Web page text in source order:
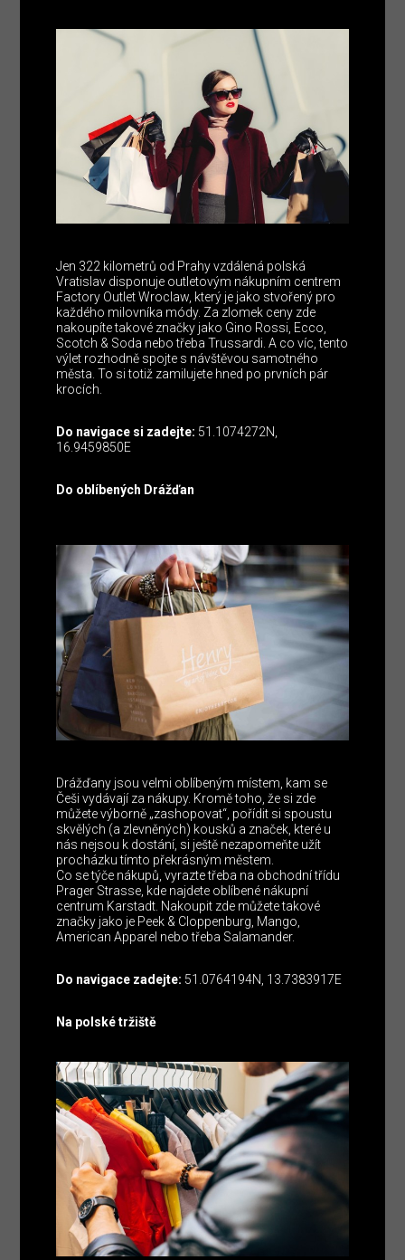
Jen 322 kilometrů od Prahy vzdálená polská
Vratislav disponuje outletovým nákupním centrem
Factory Outlet Wroclaw, který je jako stvořený pro
každého milovníka módy. Za zlomek ceny zde
nakoupíte takové značky jako Gino Rossi, Ecco,
Scotch & Soda nebo třeba Trussardi. A co víc, tento
výlet rozhodně spojte s návštěvou samotného
města. To si totiž zamilujete hned po prvních pár
krocích.
Do navigace si zadejte: 51.1074272N,
16.9459850E
Do oblíbených Drážďan
Drážďany jsou velmi oblíbeným místem, kam se
Češi vydávají za nákupy. Kromě toho, že si zde
můžete výborně „zashopovat“, pořídit si spoustu
skvělých (a zlevněných) kousků a značek, které u
nás nejsou k dostání, si ještě nezapomeňte užít
procházku tímto překrásným městem.
Co se týče nákupů, vyrazte třeba na obchodní třídu
Prager Strasse, kde najdete oblíbené nákupní
centrum Karstadt. Nakoupit zde můžete takové
značky jako je Peek & Cloppenburg, Mango,
American Apparel nebo třeba Salamander.
Do navigace zadejte: 51.0764194N, 13.7383917E
Na polské tržiště